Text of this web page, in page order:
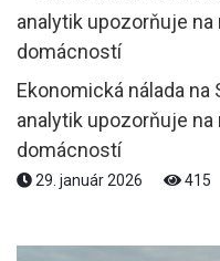
Ekonomická nálada
analytik upozorňuje
domácností
29. január 2026 415